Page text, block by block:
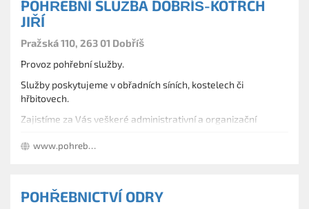
POHŘEBNÍ SLUŽBA DOBŘÍŠ-KOTRCH
JIŘÍ
Pražská 110, 263 01 Dobříš
Provoz pohřební služby.
Služby poskytujeme v obřadních síních, kostelech či
hřbitovech.
Zajistíme za Vás veškeré administrativní a organizační
Jako jediní na dobříšsku zajišťujeme ekonomický pohřeb o
www.pohrebnisluzbadobris.cz
POHŘEBNICTVÍ ODRY